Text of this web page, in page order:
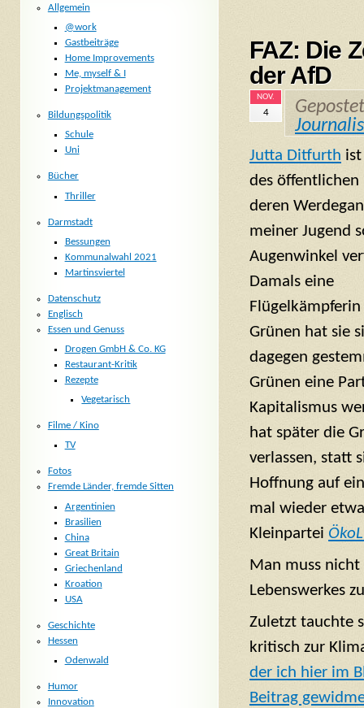
FAZ: Die
der AfD
NOV.
4
Jutta Ditfurth
des öffentlichen
deren
meiner Jugend
Augenwinkel
Damals eine
Grünen hat sie
dagegen
Grünen eine
Kapitalismus
hat später die
verlassen, statt
Hoffnung auf
mal wieder
Kleinpartei
Man muss
Lebenswerkes
Zuletzt tauchte
kritisch zur
der ich hier im
Beitrag
Allgemein
@work
Gastbeiträge
Home Improvements
Me, myself & I
Projektmanagement
Bildungspolitik
Schule
Uni
Bücher
Thriller
Darmstadt
Bessungen
Kommunalwahl 2021
Martinsviertel
Datenschutz
Englisch
Essen und Genuss
Drogen GmbH & Co. KG
Restaurant-Kritik
Rezepte
Vegetarisch
Filme / Kino
TV
Fotos
Fremde Länder, fremde Sitten
Argentinien
Brasilien
China
Great Britain
Griechenland
Kroation
USA
Geschichte
Hessen
Odenwald
Humor
Innovation